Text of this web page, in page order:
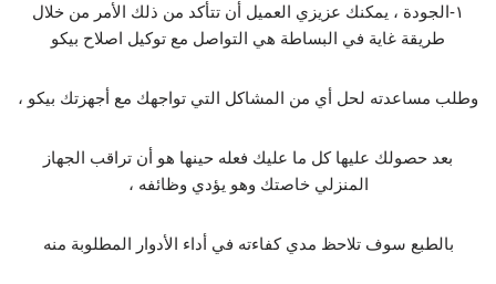
١-الجودة ، يمكنك عزيزي العميل أن تتأكد من ذلك الأمر من خلال
طريقة غاية في البساطة هي التواصل مع توكيل اصلاح بيكو
وطلب مساعدته لحل أي من المشاكل التي تواجهك مع أجهزتك بيكو ،
بعد حصولك عليها كل ما عليك فعله حينها هو أن تراقب الجهاز
المنزلي خاصتك وهو يؤدي وظائفه ،
بالطبع سوف تلاحظ مدي كفاءته في أداء الأدوار المطلوبة منه